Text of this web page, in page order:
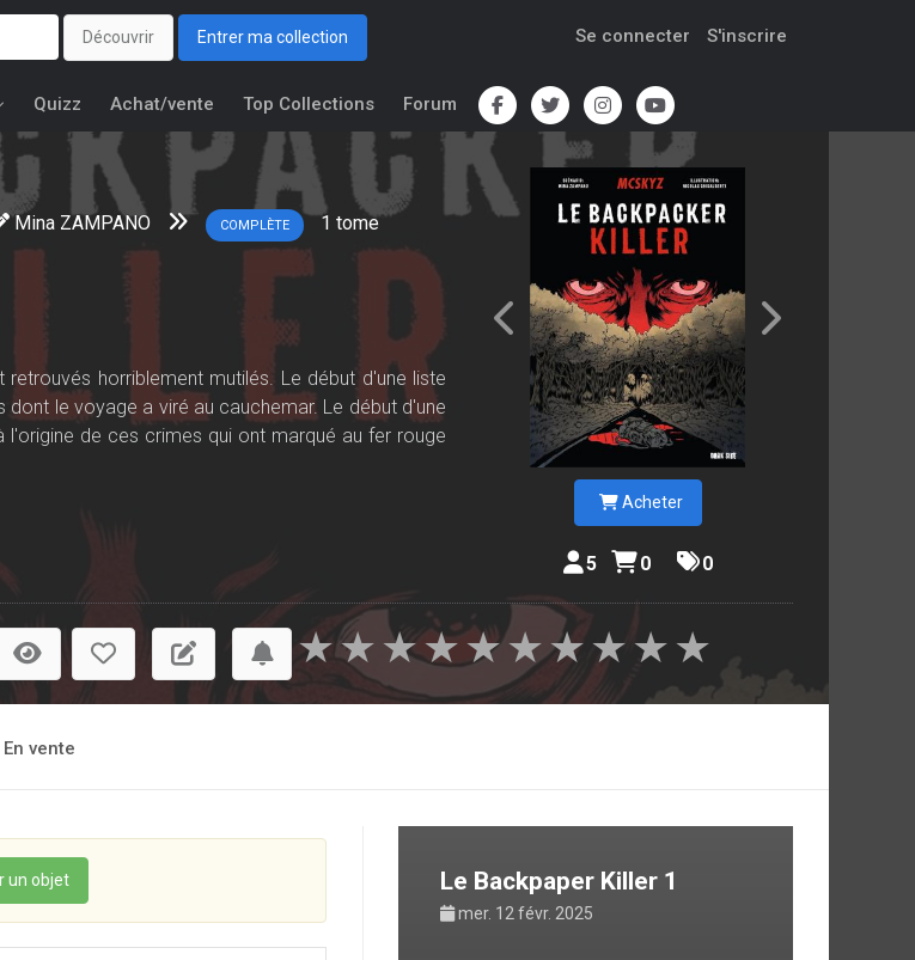
Découvrir Entrer ma collection Se connecter S'inscrire
Quizz Achat/vente Top Collections Forum
Mina ZAMPANO COMPLÈTE 1 tome
horriblement mutilés. Le début d'une liste
le voyage a viré au cauchemar. Le début d'une
de ces crimes qui ont marqué au fer rouge
Acheter
5 0 0
★
★
★
★
★
★
★
★
★
★
En vente
un objet Le Backpaper Killer 1
mer. 12 févr. 2025